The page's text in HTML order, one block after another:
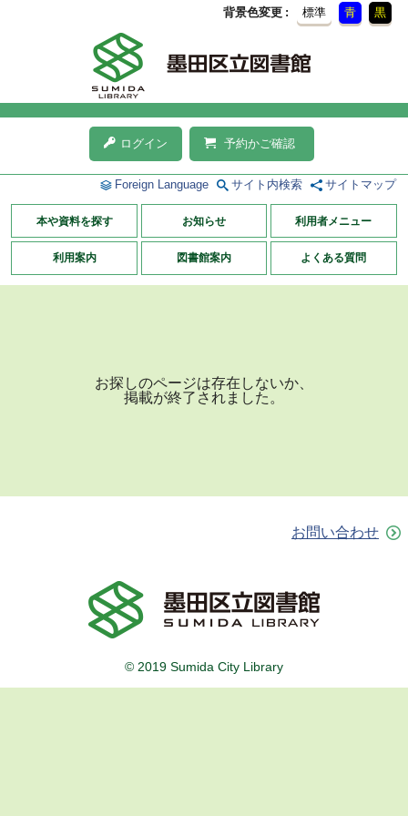
背景色変更 標準 青 黒
ログイン 予約かご確認
Foreign Language サイト内検索 サイトマップ
本や資料を探す お知らせ 利用者メニュー
利用案内 図書館案内 よくある質問
お探しのページは存在しないか、
掲載が終了されました。
お問い合わせ
© 2019 Sumida City Library